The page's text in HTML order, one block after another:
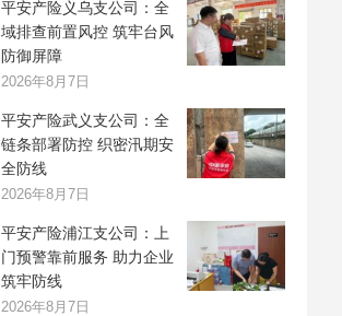
平安产险义乌支公司：全
域排查前置风控 筑牢台风
防御屏障
2026年8月7日
平安产险武义支公司：全
链条部署防控 织密汛期安
全防线
2026年8月7日
平安产险浦江支公司：上
门预警靠前服务 助力企业
筑牢防线
2026年8月7日